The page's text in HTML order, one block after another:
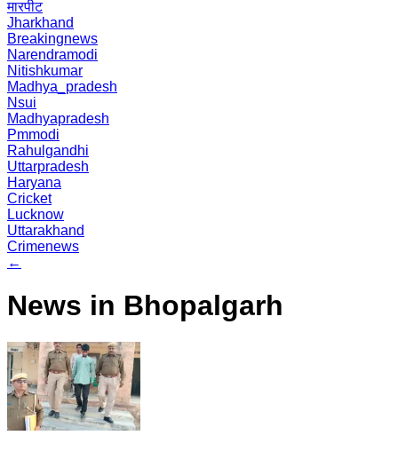
मारपीट
Jharkhand
Breakingnews
Narendramodi
Nitishkumar
Madhya_pradesh
Nsui
Madhyapradesh
Pmmodi
Rahulgandhi
Uttarpradesh
Haryana
Cricket
Lucknow
Uttarakhand
Crimenews
←
News in Bhopalgarh